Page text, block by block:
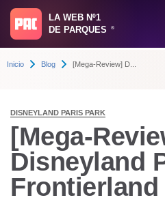
LA WEB Nº1
DE PARQUES
®
Inicio Blog [Mega-Review] D...
DISNEYLAND PARIS PARK
[Mega-
Disneyland
Frontierland